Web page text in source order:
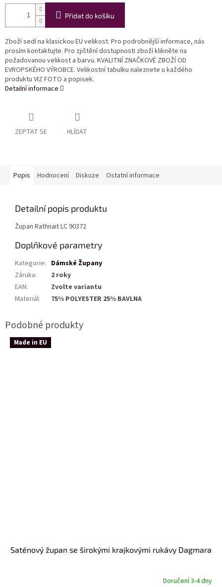
Přidat do košíku
Zboží sedí na klasickou EU velikost. Pro podrobnější informace, nás
prosím kontaktujte. Pro zjištění dostupnosti zboží klikněte na
požadovanou velikost a barvu. KVALITNÍ ZNAČKOVÉ ZBOŽÍ OD
EVROPSKÉHO VÝROBCE. Velikostní tabulku naleznete u každého
produktu VIZ FOTO a popisek.
Detailní informace
ZEPTAT SE HLÍDAT
Popis Hodnocení Diskuze Ostatní informace
Detailní popis produktu
Župan Rathnait LC 90372
Doplňkové parametry
Kategorie: Dámské Župany
Záruka:
2 roky
EAN:
Zvolte variantu
Materiál: 75% POLYESTER 25% BAVLNA
Made in EU
Saténový župan se širokými krajkovými rukávy Dagmara
Doručení 3-4 dny